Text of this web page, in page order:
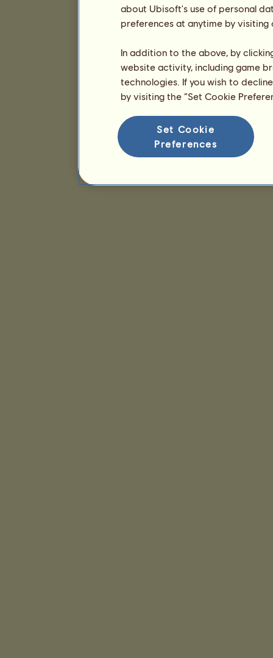
about Ubisoft's use of personal
preferences at anytime by
In addition to the above, by
website activity, including game
technologies. If you wish to
by visiting the “Set Cookie
Set Cookie
Preferences